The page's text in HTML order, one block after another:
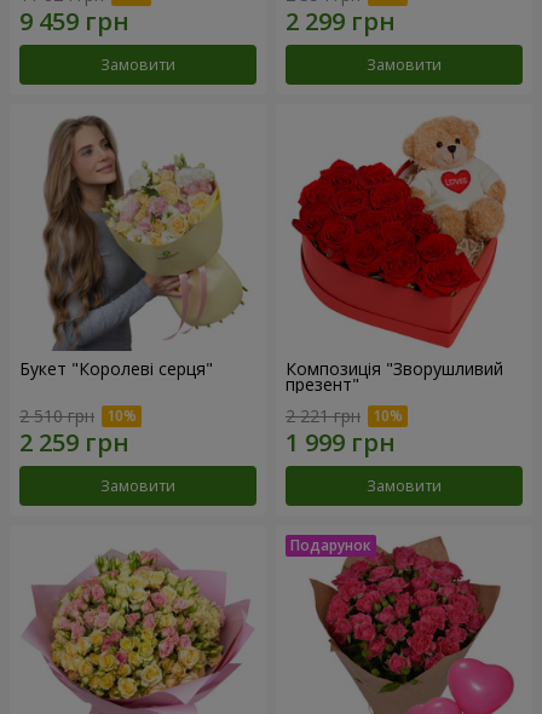
Замовити Замовити
Букет "Королеві серця"
2 510 грн
Замовити
Композиція "Зворушливий
презент"
2 221 грн
Замовити